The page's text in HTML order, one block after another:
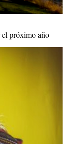
el próximo año